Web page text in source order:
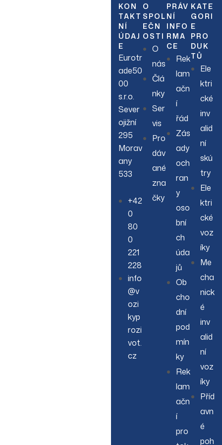
KON
TAKT
NÍ
ÚDAJ
E
Eurotr
ade50
00
s.r.o.
Sever
ojižní
295
Morav
any
533
+42
0
80
0
221
228
info
@v
ozi
kyp
rozi
vot.
cz
O
SPOL
EČN
OSTI
O
nás
Člá
nky
Ser
vis
Pro
dáv
ané
zna
čky
PRÁV
NÍ
INFO
RMA
CE
Rek
lam
ačn
í
řád
Zás
ady
och
ran
y
oso
bní
ch
úda
jů
Ob
cho
dní
pod
mín
ky
Rek
lam
ačn
í
pro
KATE
GORI
E
PRO
DUK
TŮ
Ele
ktri
cké
inv
alid
ní
skú
try
Ele
ktri
cké
voz
íky
Me
cha
nick
é
inv
alid
ní
voz
íky
Příd
avn
é
poh